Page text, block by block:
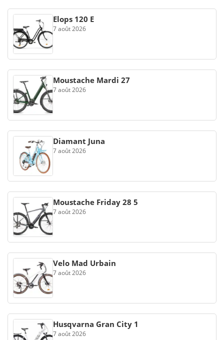
Elops 120 E
7 août 2026
Moustache Mardi 27
7 août 2026
Diamant Juna
7 août 2026
Moustache Friday 28 5
7 août 2026
Velo Mad Urbain
7 août 2026
Husqvarna Gran City 1
7 août 2026